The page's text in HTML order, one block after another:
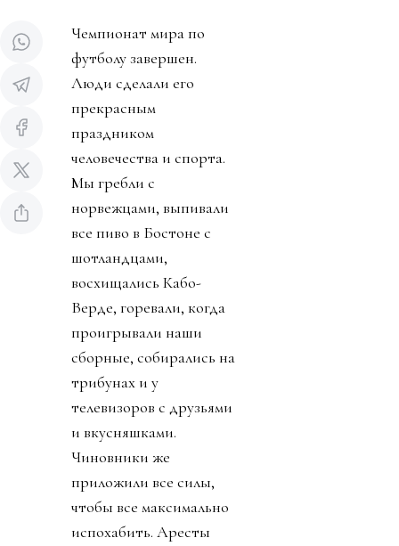
Чемпионат мира по
футболу завершен.
Люди сделали его
прекрасным
праздником
человечества и спорта.
Мы гребли с
норвежцами, выпивали
все пиво в Бостоне с
шотландцами,
восхищались Кабо-
Верде, горевали, когда
проигрывали наши
сборные, собирались на
трибунах и у
телевизоров с друзьями
и вкусняшками.
Чиновники же
приложили все силы,
чтобы все максимально
испохабить. Аресты